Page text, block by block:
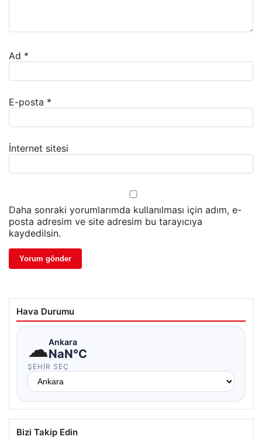
Ad *
E-posta *
İnternet sitesi
Daha sonraki yorumlarımda kullanılması için adım, e-
posta adresim ve site adresim bu tarayıcıya
kaydedilsin.
Hava Durumu
☁Ankara
NaN°C
ŞEHIR SEÇ
Bizi Takip Edin